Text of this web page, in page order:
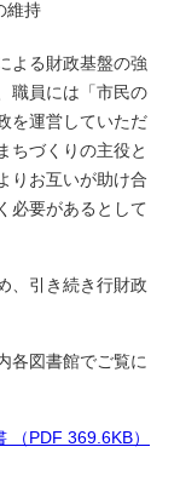
維持
よる財政基盤の強
職員には「市民の
を運営していただ
ちづくりの主役と
りお互いが助け合
必要があるとして
、引き続き行財政
各図書館でご覧に
（PDF 369.6KB）